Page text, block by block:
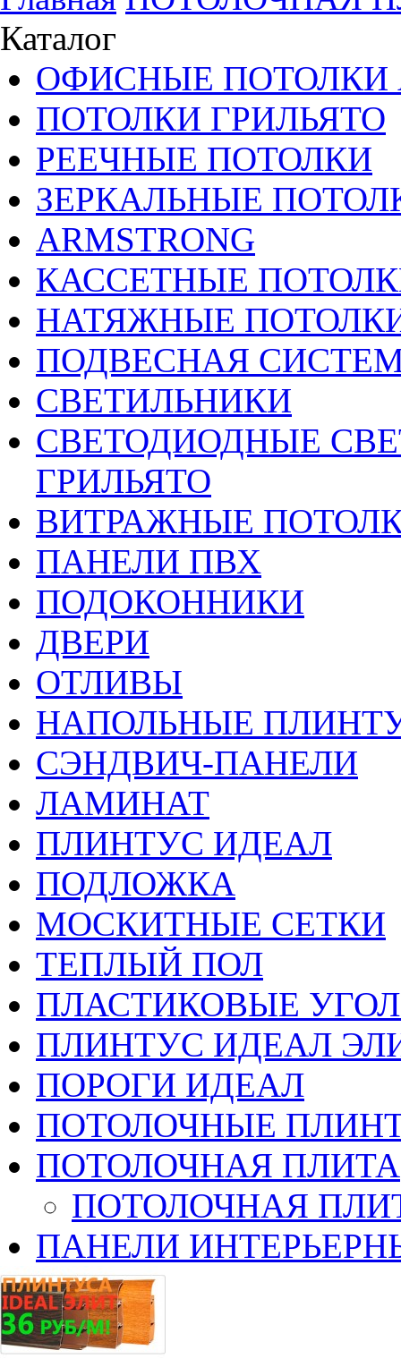
Каталог
ОФИСНЫЕ ПОТОЛКИ
ПОТОЛКИ ГРИЛЬЯТО
РЕЕЧНЫЕ ПОТОЛКИ
ЗЕРКАЛЬНЫЕ
ARMSTRONG
КАССЕТНЫЕ
НАТЯЖНЫЕ
ПОДВЕСНАЯ
СВЕТИЛЬНИКИ
CВЕТОДИОДНЫЕ
ГРИЛЬЯТО
ВИТРАЖНЫЕ
ПАНЕЛИ ПВХ
ПОДОКОННИКИ
ДВЕРИ
ОТЛИВЫ
НАПОЛЬНЫЕ
СЭНДВИЧ-ПАНЕЛИ
ЛАМИНАТ
ПЛИНТУС ИДЕАЛ
ПОДЛОЖКА
МОСКИТНЫЕ СЕТКИ
ТЕПЛЫЙ ПОЛ
ПЛАСТИКОВЫЕ
ПЛИНТУС ИДЕАЛ
ПОРОГИ ИДЕАЛ
ПОТОЛОЧНЫЕ
ПОТОЛОЧНАЯ ПЛИТА
ПОТОЛОЧНАЯ
ПАНЕЛИ